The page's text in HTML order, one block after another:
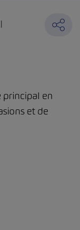
principal en
et de